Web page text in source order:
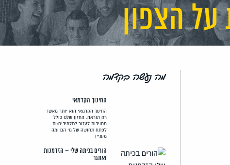
על הצפון
מה נעשה בקדמה
החינוך הקדמאי
החינוך הקדמאי הוא יותר מאשר
רק הוראה. החזון שלנו כולל
מחויבות לעזור לתלמידים/ות
לפתח תחושה של מי הם ומה
מעניין
הורים בכיתה שלי – הזדמנות
ואתגר